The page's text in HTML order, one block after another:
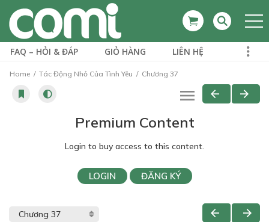
FAQ – HỎI & ĐÁP GIỎ HÀNG LIÊN HỆ
Home Tác Động Nhỏ Của Tình Yêu Chương 37
Premium Content
Login to buy access to this content.
LOGIN ĐĂNG KÝ